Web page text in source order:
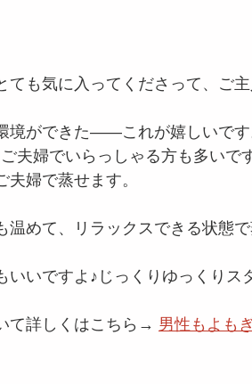
ても気に入ってくださって、ご
境ができた——これが嬉しいです
夫婦でいらっしゃる方も多いで
婦で蒸せます。
温めて、リラックスできる状態
いいですよ♪じっくりゆっくりス
て詳しくはこちら→ 男性もよも